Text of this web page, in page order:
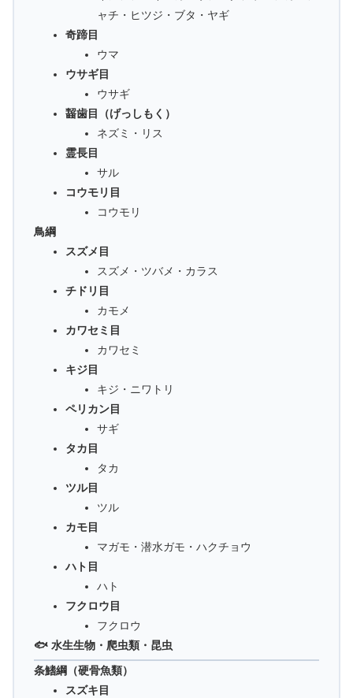
ャチ・ヒツジ・ブタ・ヤギ
奇蹄目
ウマ
ウサギ目
ウサギ
齧歯目（げっしもく）
ネズミ・リス
霊長目
サル
コウモリ目
コウモリ
鳥綱
スズメ目
スズメ・ツバメ・カラス
チドリ目
カモメ
カワセミ目
カワセミ
キジ目
キジ・ニワトリ
ペリカン目
サギ
タカ目
タカ
ツル目
ツル
カモ目
マガモ・潜水ガモ・ハクチョウ
ハト目
ハト
フクロウ目
フクロウ
🐟 水生生物・爬虫類・昆虫
条鰭綱（硬骨魚類）
スズキ目